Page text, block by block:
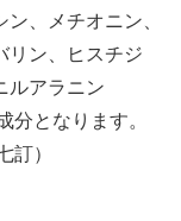
、メチオニン、
リン、ヒスチジ
ルアラニン
となります。
訂）